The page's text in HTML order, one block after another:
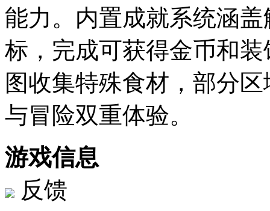
能力。内置成就系统涵
标，完成可获得金币和
图收集特殊食材，部分
与冒险双重体验。
游戏信息
反馈